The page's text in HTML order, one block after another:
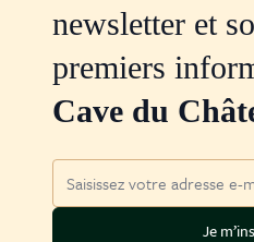
newsletter et
premiers
Cave du
Je